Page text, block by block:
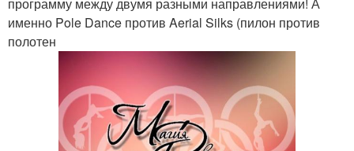
именно Pole Dance против Aerial Silks (пилон против
полотен